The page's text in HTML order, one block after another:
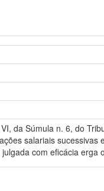
da Súmula n. 6, do
salariais
com eficácia erga